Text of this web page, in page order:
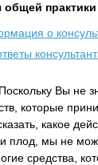
общей практики
о
Вы не
которые
какое
плод, мы не
средства,